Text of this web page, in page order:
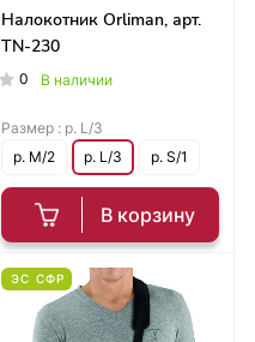
Налокотник Orliman, арт.
TN-230
0 В наличии
В корзину
Размер : р. L/3
р. M/2
р. L/3 р. S/1
ЭС СФР